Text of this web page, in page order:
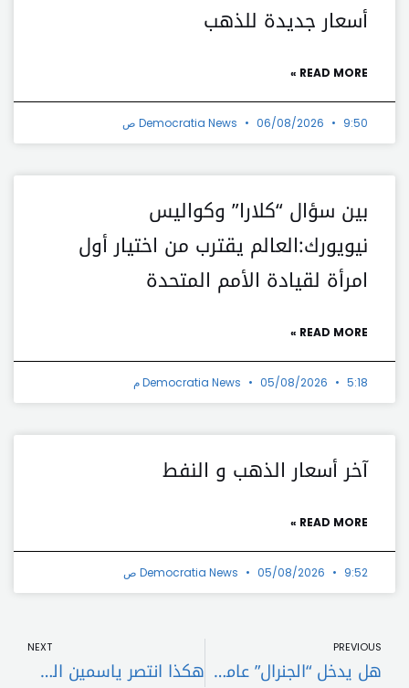
أسعار جديدة للذهب
READ MORE »
Democratia News 06/08/2026 9:50 ص
بين سؤال “كلارا” وكواليس
نيويورك:العالم يقترب من اختيار أول
امرأة لقيادة الأمم المتحدة
READ MORE »
Democratia News 05/08/2026 5:18 م
آخر أسعار الذهب و النفط
READ MORE »
Democratia News 05/08/2026 9:52 ص
PREVIOUS
هل يدخل “الجنرال” عامه الواحد والستّين في القصر؟
NEXT
هكذا انتصر ياسمين الشام